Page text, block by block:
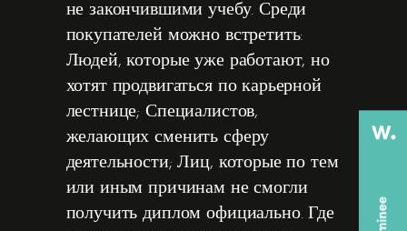
не закончившими учебу. Среди
покупателей можно встретить:
Людей, которые уже работают, но
хотят продвигаться по карьерной
лестнице; Специалистов,
желающих сменить сферу
деятельности; Лиц, которые по тем
или иным причинам не смогли
получить диплом официально. Где